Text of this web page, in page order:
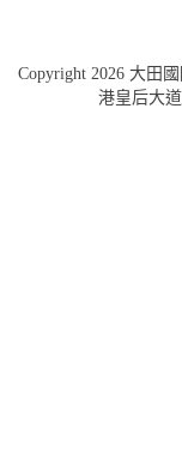
Copyright 2026 大田
港皇后大